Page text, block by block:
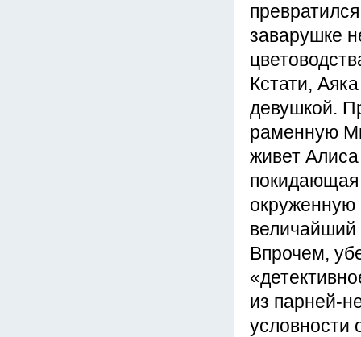
заварушке
Кстати,
девушкой.
раменную
живет
величайший
Впрочем,
из парней-
условности